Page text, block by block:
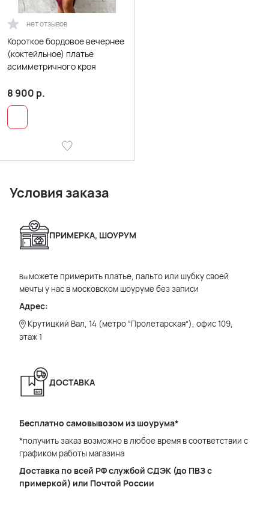
нет отзывов
Короткое бордовое вечернее
(коктейльное) платье
асимметричного кроя
8 900 р.
Условия заказа
ПРИМЕРКА, ШОУРУМ
Вы можете примерить платье, пальто или шубку своей
мечты у нас в московском шоуруме без записи
Адрес:
Крутицкий Вал, 14 (метро “Пролетарская”), офис 109,
этаж 1
ДОСТАВКА
Бесплатно самовывозом из шоурума*
*получить заказ возможно в любое время в соответствии с
графиком работы магазина
Доставка по всей РФ службой СДЭК (до ПВЗ с
примеркой) или Почтой России